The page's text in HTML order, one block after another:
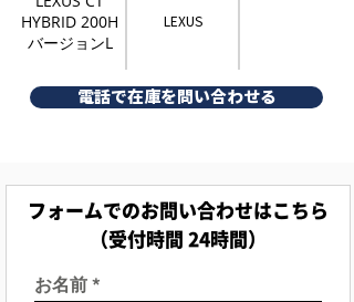
HYBRID 200H
バージョンL
LEXUS
電話で在庫を問い合わせる
フォームでのお問い合わせはこちら
（受付時間 24時間）
お名前